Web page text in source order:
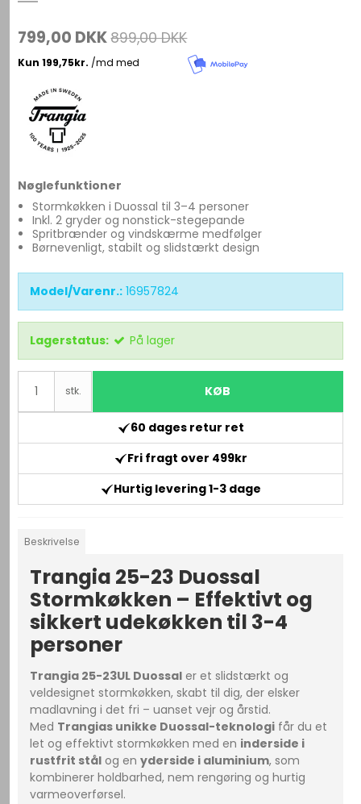
799,00 DKK899,00 DKK
Nøglefunktioner
Stormkøkken i Duossal til 3–4 personer
Inkl. 2 gryder og nonstick-stegepande
Spritbrænder og vindskærme medfølger
Børnevenligt, stabilt og slidstærkt design
Model/Varenr.: 16957824
Lagerstatus: På lager
stk. KØB
60 dages retur ret
Fri fragt over 499kr
Hurtig levering 1-3 dage
Beskrivelse
Trangia 25-23 Duossal
Stormkøkken – Effektivt og
sikkert udekøkken til 3-4
personer
Trangia 25-23UL Duossal er et slidstærkt og
veldesignet stormkøkken, skabt til dig, der elsker
madlavning i det fri – uanset vejr og årstid.
Med Trangias unikke Duossal-teknologi får du et
let og effektivt stormkøkken med en inderside i
rustfrit stål og enyderside i aluminium, som
kombinerer holdbarhed, nem rengøring og hurtig
varmeoverførsel.